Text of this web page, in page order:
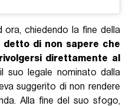
ora, chiedendo la fine della
detto di non sapere che
direttamente al
suo legale nominato dalla
suggerito di non rendere
Alla fine del suo sfogo,